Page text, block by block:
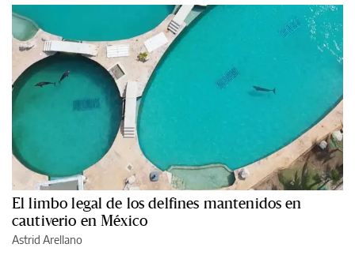
El limbo legal de los delfines mantenidos en
cautiverio en México
Astrid Arellano